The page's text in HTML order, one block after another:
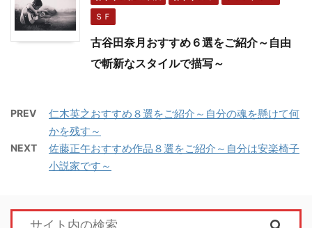
ＳＦ
古谷田奈月おすすめ６選をご紹介～自由
で斬新なスタイルで描写～
PREV
仁木英之おすすめ８選をご紹介～自分の魂を懸けて何
かを残す～
NEXT
佐藤正午おすすめ作品８選をご紹介～自分は安楽椅子
小説家です～